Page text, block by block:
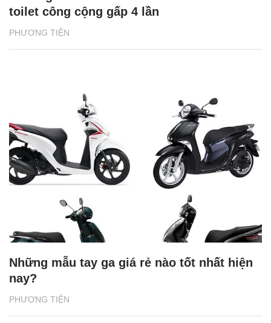
PHƯƠNG TIỆN
toilet công cộng gấp 4 lần
PHƯƠNG TIỆN
Những mẫu tay ga giá rẻ nào tốt nhất hiện
nay?